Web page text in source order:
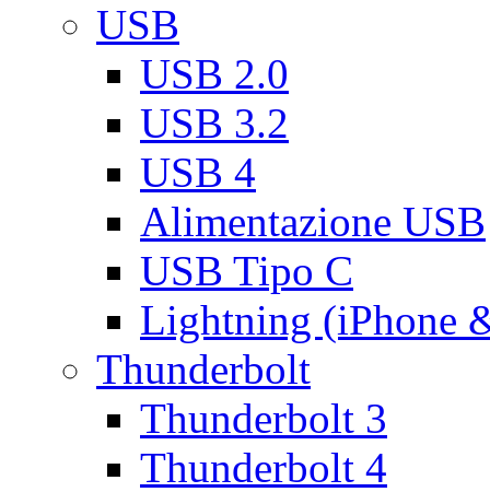
USB
USB 2.0
USB 3.2
USB 4
Alimentazione USB
USB Tipo C
Lightning (iPhone
Thunderbolt
Thunderbolt 3
Thunderbolt 4